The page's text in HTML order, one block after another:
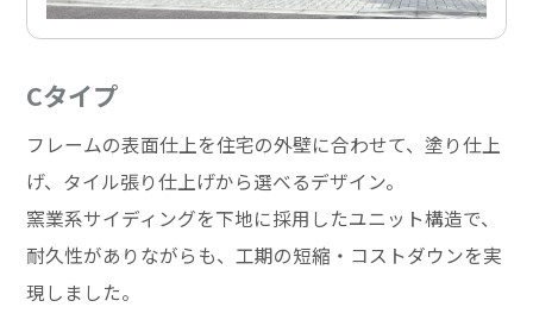
Cタイプ
フレームの表面仕上を住宅の外壁に合わせて、塗り仕上
げ、タイル張り仕上げから選べるデザイン。
窯業系サイディングを下地に採用したユニット構造で、
耐久性がありながらも、工期の短縮・コストダウンを実
現しました。